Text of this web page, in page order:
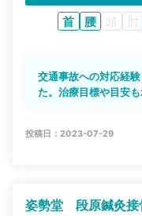
首 腰 頭 肘
交通事故への対応経
た。治療目標や目安
投稿日：2023-07-29
姿勢堂 段原鍼灸接